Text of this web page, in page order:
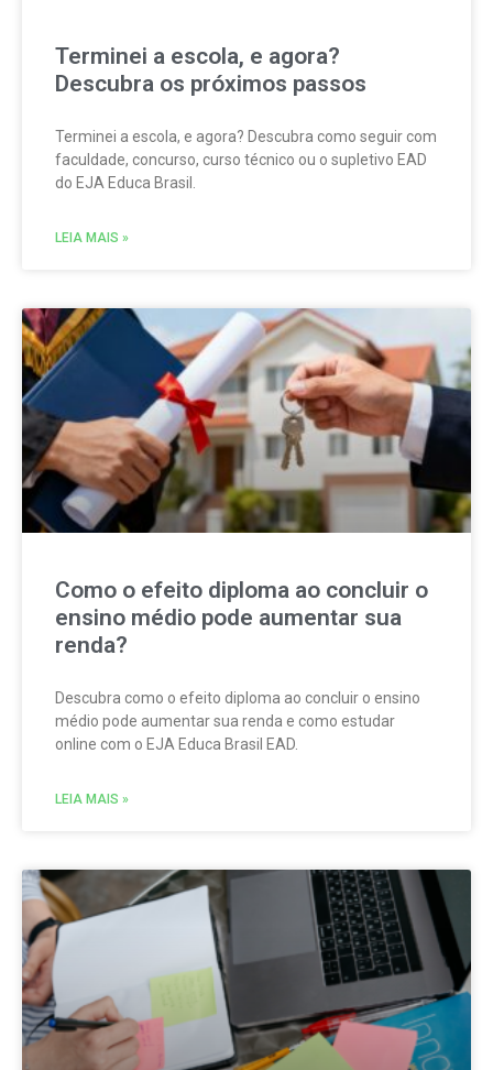
Terminei a escola, e agora?
Descubra os próximos passos
Terminei a escola, e agora? Descubra como seguir com
faculdade, concurso, curso técnico ou o supletivo EAD
do EJA Educa Brasil.
LEIA MAIS »
Como o efeito diploma ao concluir o
ensino médio pode aumentar sua
renda?
Descubra como o efeito diploma ao concluir o ensino
médio pode aumentar sua renda e como estudar
online com o EJA Educa Brasil EAD.
LEIA MAIS »